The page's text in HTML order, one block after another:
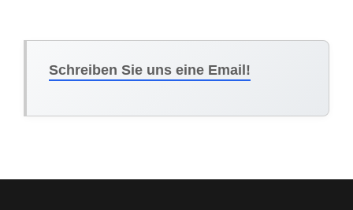
Schreiben Sie uns eine Email!